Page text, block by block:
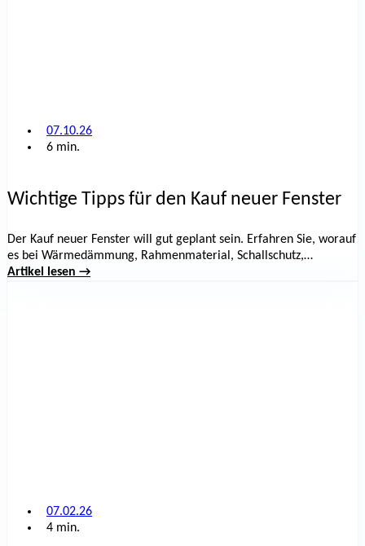
07.10.26
6 min.
Wichtige Tipps für den Kauf neuer Fenster
Der Kauf neuer Fenster will gut geplant sein. Erfahren Sie, worauf
es bei Wärmedämmung, Rahmenmaterial, Schallschutz,
Einbruchschutz, Montage und Fördermöglichkeiten ankommt,
Artikel lesen →
07.02.26
4 min.